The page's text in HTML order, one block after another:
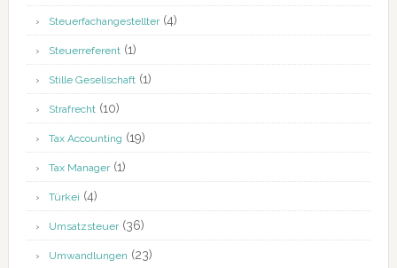
Steuerfachangestellter(4)
Steuerreferent(1)
Stille Gesellschaft(1)
Strafrecht(10)
Tax Accounting (19)
Tax Manager(1)
Türkei (4)
Umsatzsteuer(36)
Umwandlungen (23)